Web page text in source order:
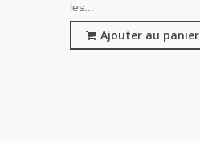
les...
Ajouter au panier